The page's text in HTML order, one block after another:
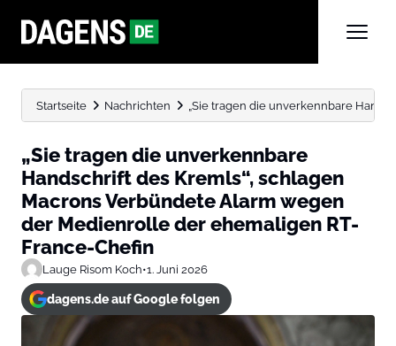
Startseite Nachrichten „Sie tragen die unverkennbare
„Sie tragen die unverkennbare
Handschrift des Kremls“, schlagen
Macrons Verbündete Alarm wegen
der Medienrolle der ehemaligen RT-
France-Chefin
Lauge Risom Koch•1. Juni 2026
dagens.de auf Google folgen